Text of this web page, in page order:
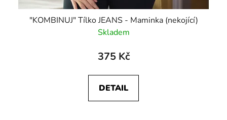
"KOMBINUJ" Tílko JEANS - Maminka (nekojící)
Skladem
375 Kč
DETAIL